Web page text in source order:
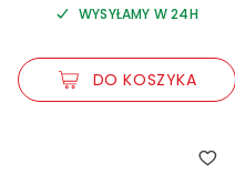
WYSYŁAMY W 24H
DO KOSZYKA